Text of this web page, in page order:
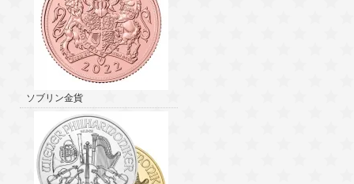
ソブリン金貨